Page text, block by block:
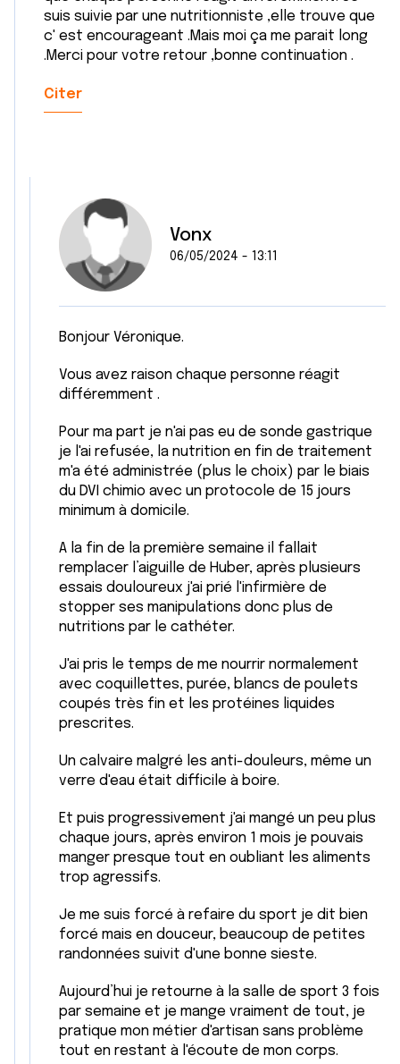
suis suivie par une nutritionniste ,elle trouve que
c' est encourageant .Mais moi ça me parait long
.Merci pour votre retour ,bonne continuation .
Citer
Vonx
06/05/2024 - 13:11
Bonjour Véronique.
Vous avez raison chaque personne réagit
différemment .
Pour ma part je n'ai pas eu de sonde gastrique
je l'ai refusée, la nutrition en fin de traitement
m'a été administrée (plus le choix) par le biais
du DVI chimio avec un protocole de 15 jours
minimum à domicile.
A la fin de la première semaine il fallait
remplacer l’aiguille de Huber, après plusieurs
essais douloureux j'ai prié l'infirmière de
stopper ses manipulations donc plus de
nutritions par le cathéter.
J'ai pris le temps de me nourrir normalement
avec coquillettes, purée, blancs de poulets
coupés très fin et les protéines liquides
prescrites.
Un calvaire malgré les anti-douleurs, même un
verre d'eau était difficile à boire.
Et puis progressivement j'ai mangé un peu plus
chaque jours, après environ 1 mois je pouvais
manger presque tout en oubliant les aliments
trop agressifs.
Je me suis forcé à refaire du sport je dit bien
forcé mais en douceur, beaucoup de petites
randonnées suivit d'une bonne sieste.
Aujourd’hui je retourne à la salle de sport 3 fois
par semaine et je mange vraiment de tout, je
pratique mon métier d'artisan sans problème
tout en restant à l'écoute de mon corps.